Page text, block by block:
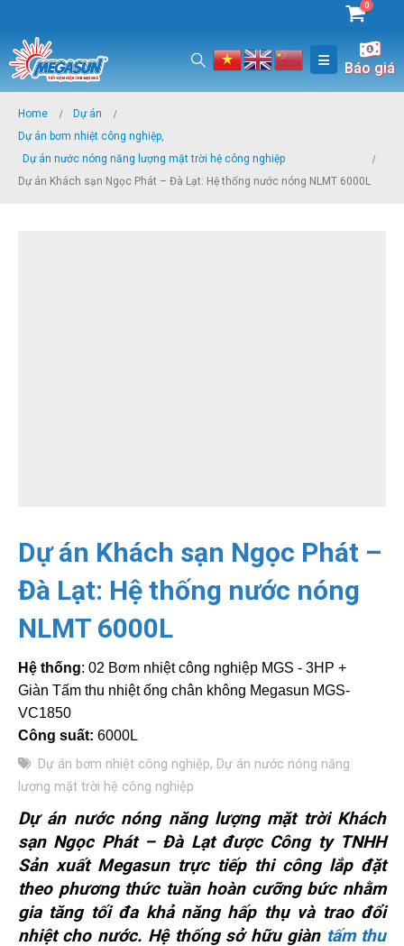
0
Báo giá
Home
Dự án
Dự án bơm nhiệt công nghiệp,
Dự án nước nóng năng lượng mặt trời hệ công nghiệp
Dự án Khách sạn Ngọc Phát – Đà Lạt: Hệ thống nước nóng NLMT 6000L
Dự án Khách sạn Ngọc Phát –
Đà Lạt: Hệ thống nước nóng
NLMT 6000L
Hệ thống: 02 Bơm nhiệt công nghiệp MGS - 3HP +
Giàn Tấm thu nhiệt ống chân không Megasun MGS-
VC1850
Công suất: 6000L
Dự án bơm nhiệt công nghiệp, Dự án nước nóng năng
lượng mặt trời hệ công nghiệp
Dự án nước nóng năng lượng mặt trời Khách
sạn Ngọc Phát – Đà Lạt được Công ty TNHH
Sản xuất Megasun trực tiếp thi công lắp đặt
theo phương thức tuần hoàn cưỡng bức nhằm
gia tăng tối đa khả năng hấp thụ và trao đổi
nhiệt cho nước. Hệ thống sở hữu giàn tấm thu